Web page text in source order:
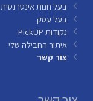
בעל חנות אינטרנטית
בעל עסק
נקודות PickUP
איתור החבילה שלי
צור קשר